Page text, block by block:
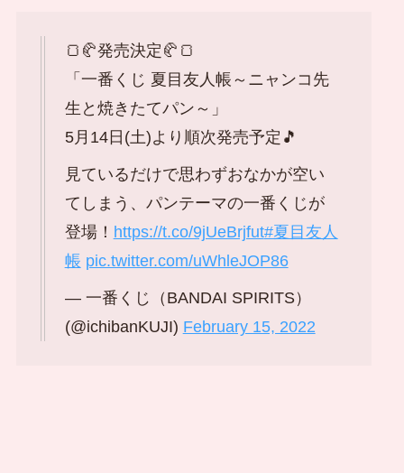
🍞🥐発売決定🥐🍞
「一番くじ 夏目友人帳～ニャンコ先
生と焼きたてパン～」
5月14日(土)より順次発売予定🎵
見ているだけで思わずおなかが空い
てしまう、パンテーマの一番くじが
登場！ https://t.co/9jUeBrjfut#夏目友人
帳 pic.twitter.com/uWhleJOP86
— 一番くじ（BANDAI SPIRITS）
(@ichibanKUJI) February 15, 2022